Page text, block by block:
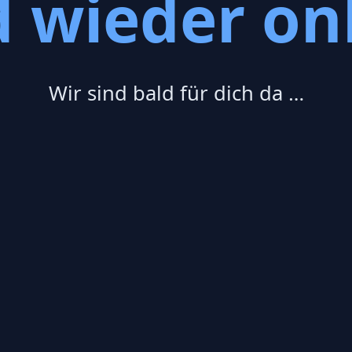
wieder
Wir sind bald für dich da …